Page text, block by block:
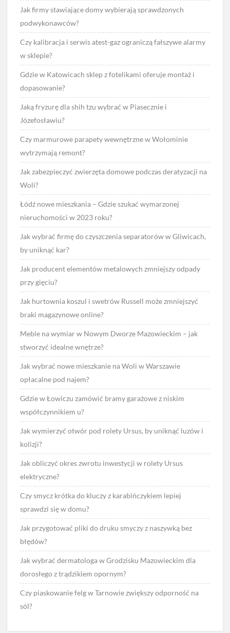
Jak firmy stawiające domy wybierają sprawdzonych
podwykonawców?
Czy kalibracja i serwis atest-gaz ograniczą fałszywe alarmy
w sklepie?
Gdzie w Katowicach sklep z fotelikami oferuje montaż i
dopasowanie?
Jaką fryzurę dla shih tzu wybrać w Piasecznie i
Józefosławiu?
Czy marmurowe parapety wewnętrzne w Wołominie
wytrzymają remont?
Jak zabezpieczyć zwierzęta domowe podczas deratyzacji na
Woli?
Łódź nowe mieszkania – Gdzie szukać wymarzonej
nieruchomości w 2023 roku?
Jak wybrać firmę do czyszczenia separatorów w Gliwicach,
by uniknąć kar?
Jak producent elementów metalowych zmniejszy odpady
przy gięciu?
Jak hurtownia koszul i swetrów Russell może zmniejszyć
braki magazynowe online?
Meble na wymiar w Nowym Dworze Mazowieckim – jak
stworzyć idealne wnętrze?
Jak wybrać nowe mieszkanie na Woli w Warszawie
opłacalne pod najem?
Gdzie w Łowiczu zamówić bramy garażowe z niskim
współczynnikiem u?
Jak wymierzyć otwór pod rolety Ursus, by uniknąć luzów i
kolizji?
Jak obliczyć okres zwrotu inwestycji w rolety Ursus
elektryczne?
Czy smycz krótka do kluczy z karabińczykiem lepiej
sprawdzi się w domu?
Jak przygotować pliki do druku smyczy z naszywką bez
błędów?
Jak wybrać dermatologa w Grodzisku Mazowieckim dla
dorosłego z trądzikiem opornym?
Czy piaskowanie felg w Tarnowie zwiększy odporność na
sól?